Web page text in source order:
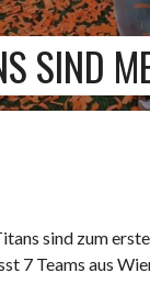
SIND
sind zum
7 Teams aus